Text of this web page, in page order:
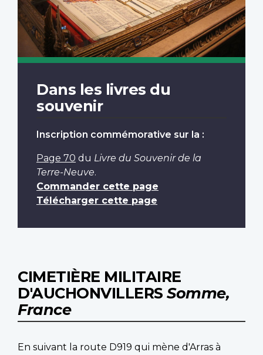
Dans les livres du
souvenir
Inscription commémorative sur la :
Page 70 du Livre du Souvenir de la
Terre-Neuve.
Commander cette page
Télécharger cette page
CIMETIÈRE MILITAIRE
D'AUCHONVILLERS Somme,
France
En suivant la route D919 qui mène d'Arras à